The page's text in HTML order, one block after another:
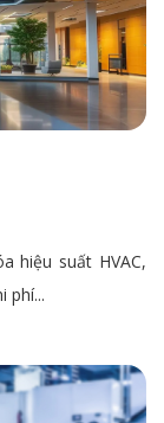
hiệu suất HVAC,
phí...